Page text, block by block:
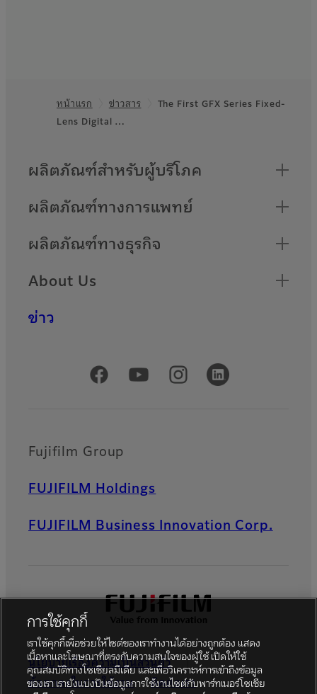
Footer
หน้าแรก ข่าวสาร
The First GFX Series Fixed-
Lens Digital …
Quick Links
ผลิตภัณฑ์สำหรับผู้บริโภค
ผลิตภัณฑ์ทางการแพทย์
ผลิตภัณฑ์ทางธุรกิจ
About Us
ข่าว
Official Social Media Accounts
Fujifilm Group
FUJIFILM Holdings
FUJIFILM Business Innovation Corp.
นโยบายเรื่องความเป็นส่วนตัว
ข้อตกลงในการใช้งาน
ติดต่อเรา
การใช้คุกกี้
เราใช้คุกกี้เพื่อช่วยให้ไซต์ของเราทำงานได้อย่างถูกต้อง แสดง
เนื้อหาและโฆษณาที่ตรงกับความสนใจของผู้ใช้ เปิดให้ใช้
คุณสมบัติทางโซเชียลมีเดีย และเพื่อวิเคราะห์การเข้าถึงข้อมูล
ของเรา เรายังแบ่งปันข้อมูลการใช้งานไซต์กับพาร์ทเนอร์โซเชีย